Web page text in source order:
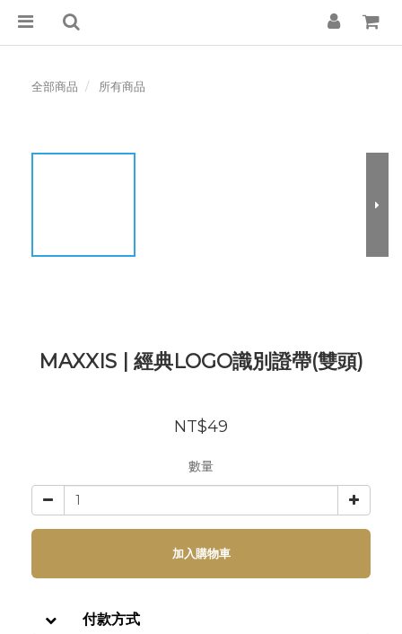
全部商品 所有商品
MAXXIS | 經典LOGO識別證帶(雙頭)
NT$49
數量
加入購物車
付款方式